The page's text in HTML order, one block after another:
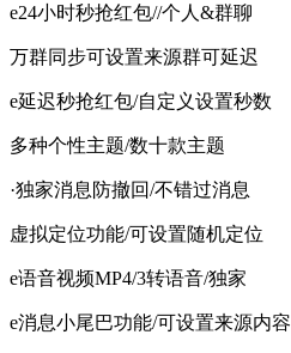
e24小时秒抢红包//个人&群聊
万群同步可设置来源群可延迟
e延迟秒抢红包/自定义设置秒数
多种个性主题/数十款主题
·独家消息防撤回/不错过消息
虚拟定位功能/可设置随机定位
e语音视频MP4/3转语音/独家
e消息小尾巴功能/可设置来源内容